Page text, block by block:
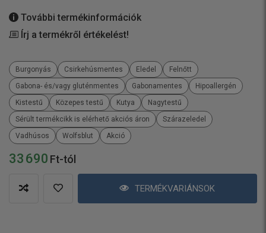
33 690 Ft-tól
TERMÉKVARIÁNSOK
További termékinformációk
Írj a termékről értékelést!
Burgonyás Csirkehúsmentes Eledel
Felnőtt
Gabona- és/vagy gluténmentes
Gabonamentes
Hipoallergén
Kistestű
Közepes testű Kutya
Nagytestű
Sérült termékcikk is elérhető akciós áron
Szárazeledel
Vadhúsos
Wolfsblut Akció